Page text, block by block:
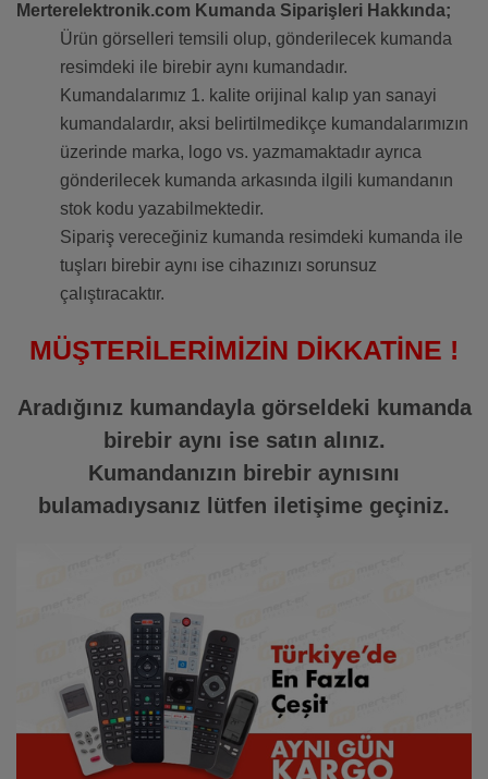
Merterelektronik.com Kumanda Siparişleri Hakkında;
Ürün görselleri temsili olup, gönderilecek kumanda
resimdeki ile birebir aynı kumandadır.
Kumandalarımız 1. kalite orijinal kalıp yan sanayi
kumandalardır, aksi belirtilmedikçe kumandalarımızın
üzerinde marka, logo vs. yazmamaktadır ayrıca
gönderilecek kumanda arkasında ilgili kumandanın
stok kodu yazabilmektedir.
Sipariş vereceğiniz kumanda resimdeki kumanda ile
tuşları birebir aynı ise cihazınızı sorunsuz
çalıştıracaktır.
MÜŞTERİLERİMİZİN DİKKATİNE !
Aradığınız kumandayla görseldeki kumanda
birebir aynı ise satın alınız.
Kumandanızın birebir aynısını
bulamadıysanız lütfen iletişime geçiniz.